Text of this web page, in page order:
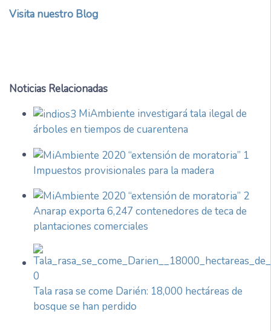
Visita nuestro Blog
Noticias Relacionadas
MiAmbiente investigará tala ilegal de
árboles en tiempos de cuarentena
Impuestos provisionales para la madera
Anarap exporta 6,247 contenedores de teca de
plantaciones comerciales
Tala rasa se come Darién: 18,000 hectáreas de
bosque se han perdido